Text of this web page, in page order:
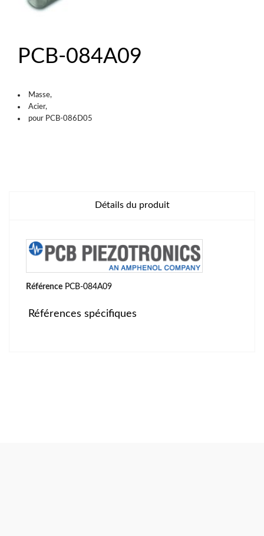
PCB-084A09
Masse,
Acier,
pour PCB-086D05
Détails du produit
Référence PCB-084A09
Références spécifiques